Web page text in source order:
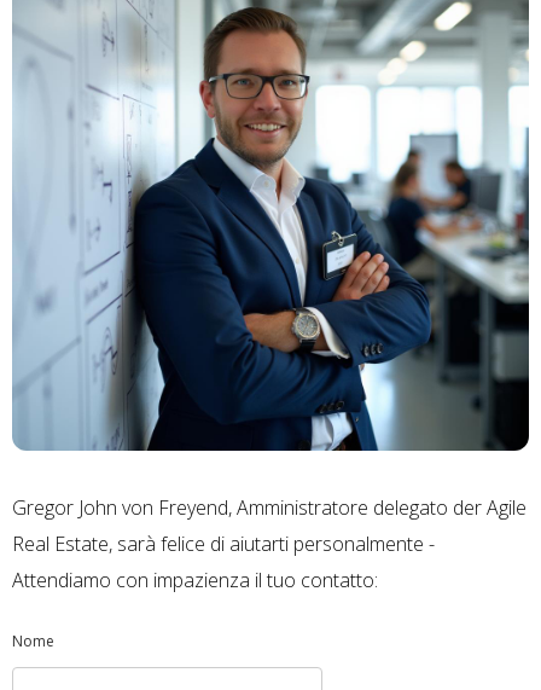
Gregor John von Freyend, Amministratore delegato der Agile
Real Estate, sarà felice di aiutarti personalmente -
Attendiamo con impazienza il tuo contatto:
Nome